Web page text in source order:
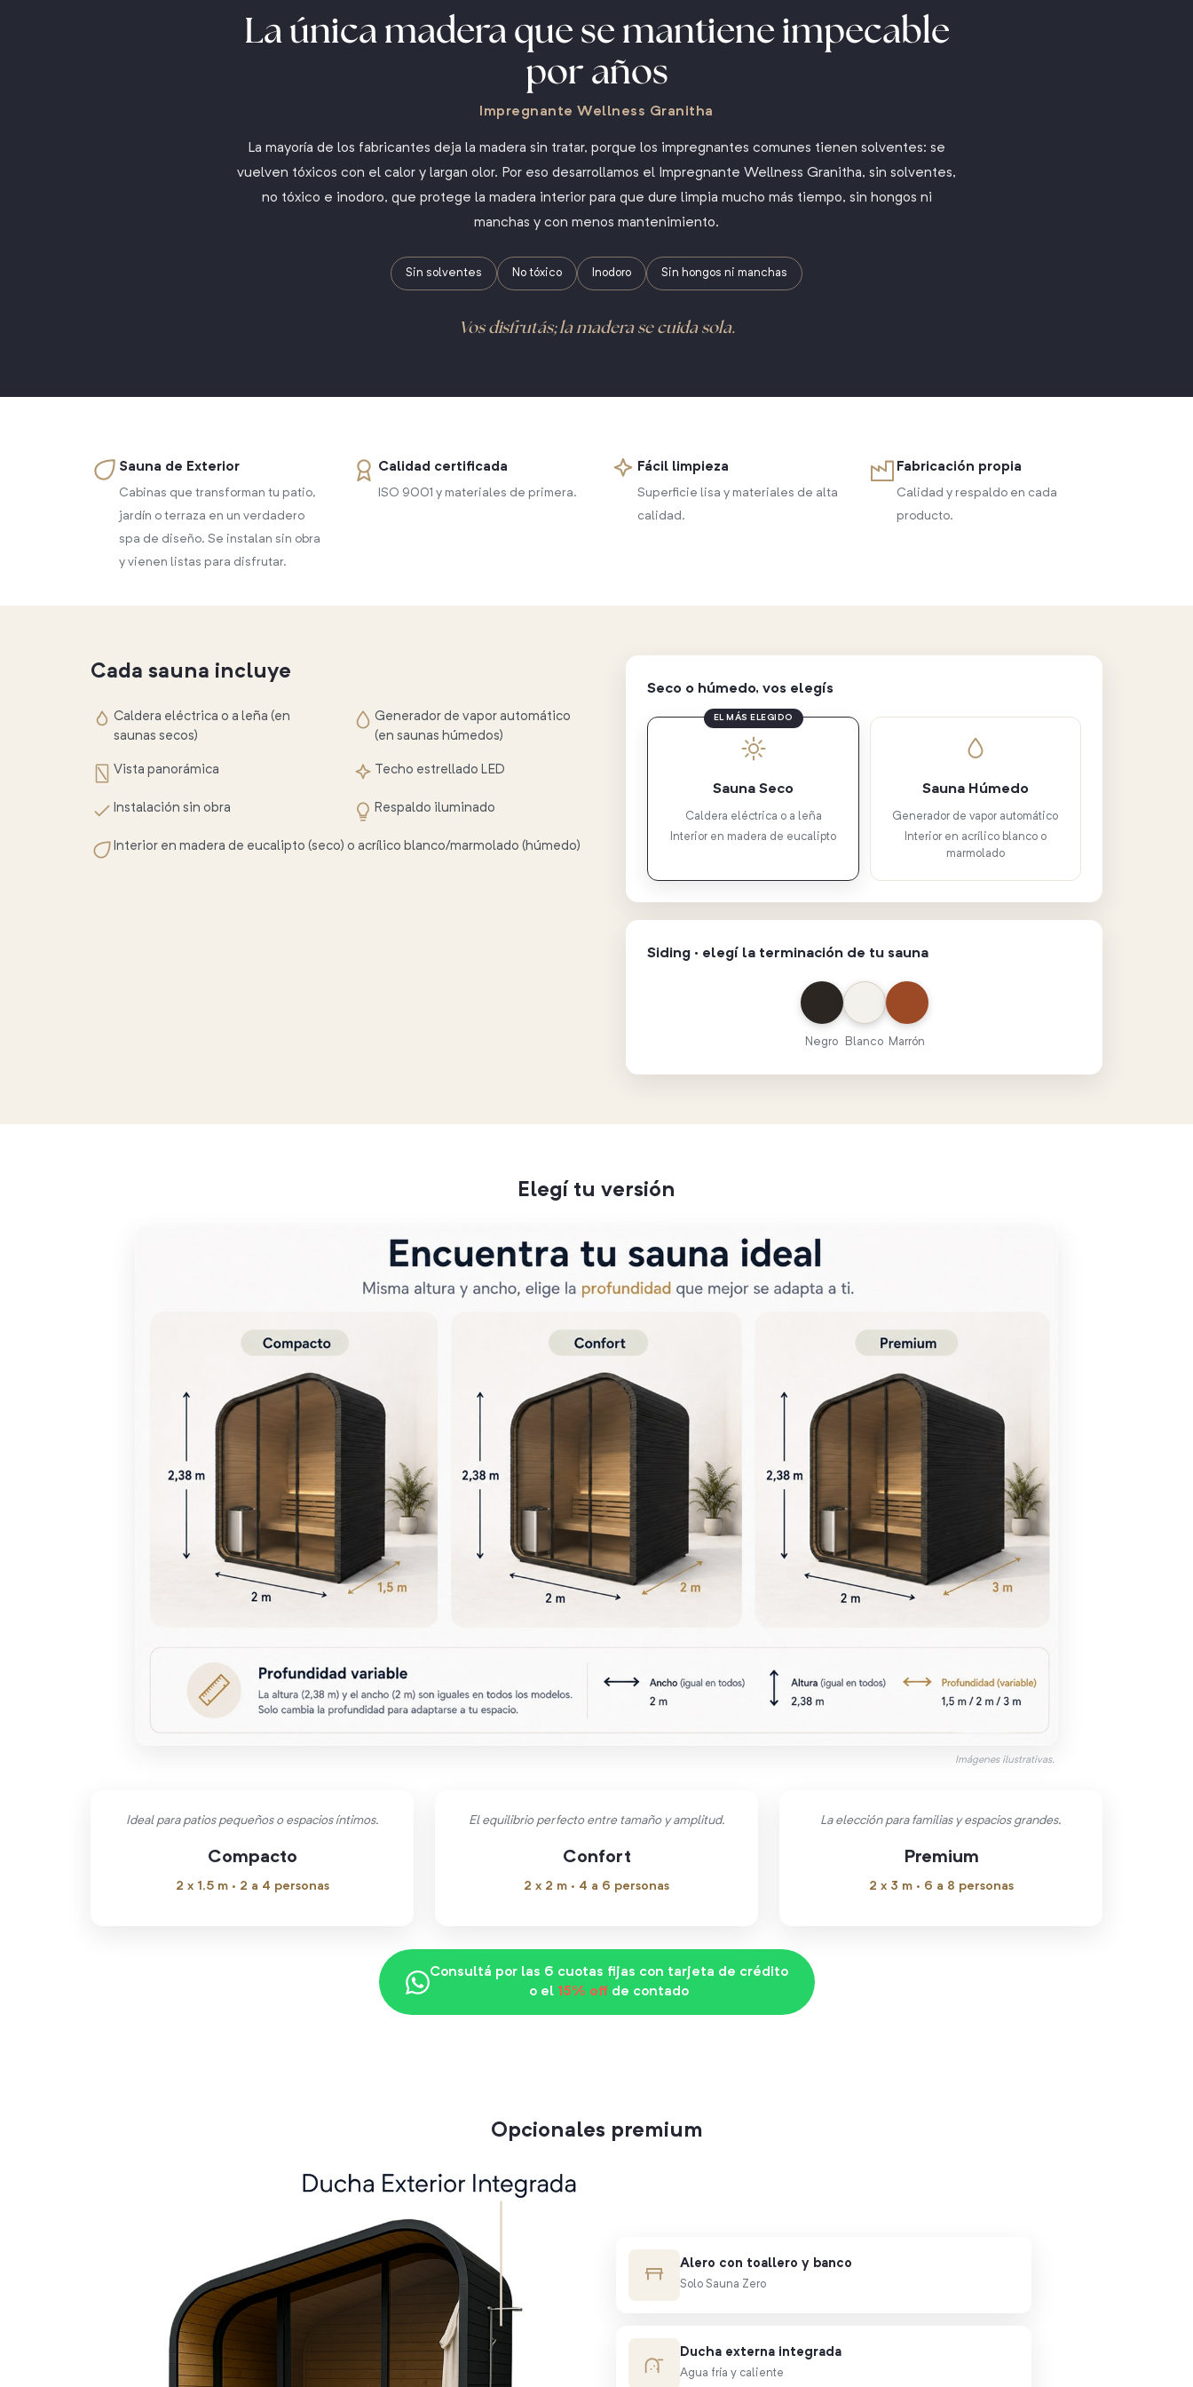
La única madera que se mantiene impecable
por años
Impregnante Wellness Granitha
La mayoría de los fabricantes deja la madera sin tratar, porque los impregnantes comunes tienen solventes: se
vuelven tóxicos con el calor y largan olor. Por eso desarrollamos el Impregnante Wellness Granitha, sin solventes,
no tóxico e inodoro, que protege la madera interior para que dure limpia mucho más tiempo, sin hongos ni
manchas y con menos mantenimiento.
Sin solventes No tóxico Inodoro Sin hongos ni manchas
Vos disfrutás; la madera se cuida sola.
Sauna de Exterior
Cabinas que transforman tu patio,
jardín o terraza en un verdadero
spa de diseño. Se instalan sin obra
y vienen listas para disfrutar.
Calidad certificada
ISO 9001 y materiales de primera.
Fácil limpieza
Superficie lisa y materiales de alta
calidad.
Fabricación propia
Calidad y respaldo en cada
producto.
Cada sauna incluye
Caldera eléctrica o a leña (en
saunas secos)
Generador de vapor automático
(en saunas húmedos)
Vista panorámica Techo estrellado LED
Instalación sin obra Respaldo iluminado
Interior en madera de eucalipto (seco) o acrílico blanco/marmolado (húmedo)
Seco o húmedo, vos elegís
EL MÁS ELEGIDO
Sauna Seco
Caldera eléctrica o a leña
Interior en madera de eucalipto
Sauna Húmedo
Generador de vapor automático
Interior en acrílico blanco o
marmolado
Siding · elegí la terminación de tu sauna
Negro Blanco Marrón
Elegí tu versión
Imágenes ilustrativas.
Ideal para patios pequeños o espacios íntimos.
Compacto
2 x 1,5 m · 2 a 4 personas
El equilibrio perfecto entre tamaño y amplitud.
Confort
2 x 2 m · 4 a 6 personas
La elección para familias y espacios grandes.
Premium
2 x 3 m · 6 a 8 personas
Consultá por las 6 cuotas fijas con tarjeta de crédito
o el 15% off de contado
Opcionales premium
Alero con toallero y banco
Solo Sauna Zero
Ducha externa integrada
Agua fría y caliente